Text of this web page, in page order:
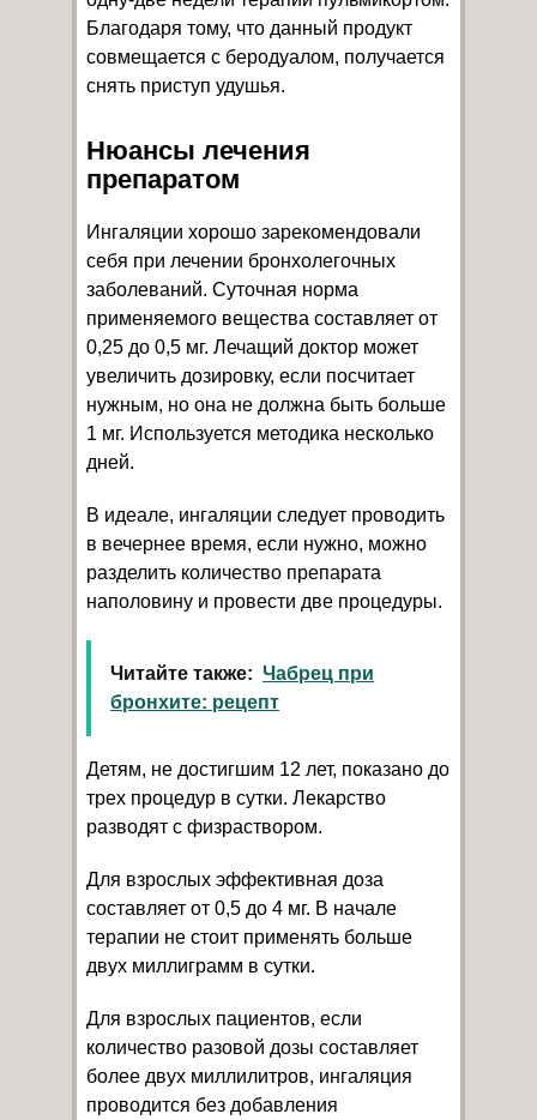
Благодаря тому, что данный продукт
совмещается с беродуалом, получается
снять приступ удушья.
Нюансы лечения
препаратом
Ингаляции хорошо зарекомендовали
себя при лечении бронхолегочных
заболеваний. Суточная норма
применяемого вещества составляет от
0,25 до 0,5 мг. Лечащий доктор может
увеличить дозировку, если посчитает
нужным, но она не должна быть больше
1 мг. Используется методика несколько
дней.
В идеале, ингаляции следует проводить
в вечернее время, если нужно, можно
разделить количество препарата
наполовину и провести две процедуры.
Читайте также: Чабрец при
бронхите: рецепт
Детям, не достигшим 12 лет, показано до
трех процедур в сутки. Лекарство
разводят с физраствором.
Для взрослых эффективная доза
составляет от 0,5 до 4 мг. В начале
терапии не стоит применять больше
двух миллиграмм в сутки.
Для взрослых пациентов, если
количество разовой дозы составляет
более двух миллилитров, ингаляция
проводится без добавления